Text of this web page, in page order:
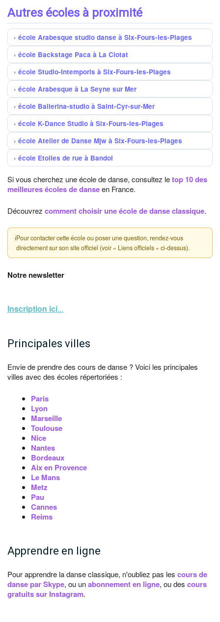
Autres écoles à proximité
école Arabesque studio danse à Six-Fours-les-Plages
école Backstage Paca à La Ciotat
école Studio-Intemporis à Six-Fours-les-Plages
école Arabesque à La Seyne sur Mer
école Ballerina-studio à Saint-Cyr-sur-Mer
école K-Dance Studio à Six-Fours-les-Plages
école Atelier de Danse Mjw à Six-Fours-les-Plages
école Etoiles de rue à Bandol
Si vous cherchez une école de danse, consultez letop 10 des
meilleures écoles de danseen France.
Découvrez comment choisir une école de danse classique.
ℹPour contacter cette école ou poser une question, rendez-vous
directement sur son site officiel (voir « Liens officiels » ci-dessus).
Notre newsletter
Inscription ici...
Principales villes
Envie de prendre des cours de danse ? Voici les principales
villes avec des écoles répertoriées :
Paris
Lyon
Marseille
Toulouse
Nice
Nantes
Bordeaux
Aix en Provence
Le Mans
Metz
Pau
Cannes
Reims
Apprendre en ligne
Pour apprendre la danse classique, n'oubliez pas les cours de
danse par Skype, ou unabonnement en ligne, ou des cours
gratuits sur Instagram.